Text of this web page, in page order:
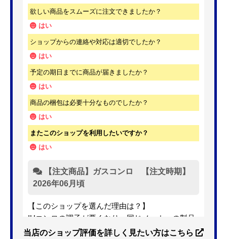
欲しい商品をスムーズに注文できましたか？
はい
ショップからの連絡や対応は適切でしたか？
はい
予定の期日までに商品が届きましたか？
はい
商品の梱包は必要十分なものでしたか？
はい
またこのショップを利用したいですか？
はい
【注文商品】ガスコンロ 【注文時期】
2026年06月頃
【このショップを選んだ理由は？】
IHコンロの調子が悪くなり、同じメーカーの製品
を探していました。ただ、3口から2口のものへ変
当店のショップ評価を詳しく見たい方はこちら